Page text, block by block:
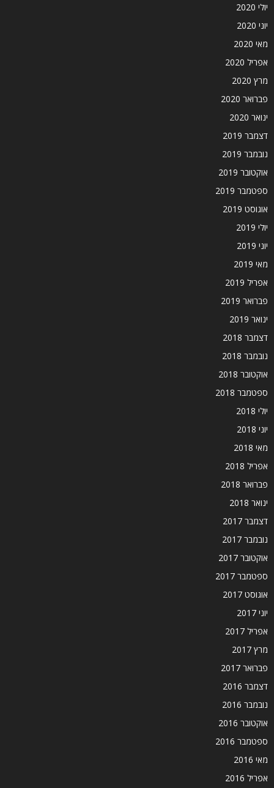
יולי 2020
יוני 2020
מאי 2020
אפריל 2020
מרץ 2020
פברואר 2020
ינואר 2020
דצמבר 2019
נובמבר 2019
אוקטובר 2019
ספטמבר 2019
אוגוסט 2019
יולי 2019
יוני 2019
מאי 2019
אפריל 2019
פברואר 2019
ינואר 2019
דצמבר 2018
נובמבר 2018
אוקטובר 2018
ספטמבר 2018
יולי 2018
יוני 2018
מאי 2018
אפריל 2018
פברואר 2018
ינואר 2018
דצמבר 2017
נובמבר 2017
אוקטובר 2017
ספטמבר 2017
אוגוסט 2017
יוני 2017
אפריל 2017
מרץ 2017
פברואר 2017
דצמבר 2016
נובמבר 2016
אוקטובר 2016
ספטמבר 2016
מאי 2016
אפריל 2016